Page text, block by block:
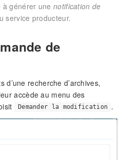
à générer unenotification de
service producteur.
de
recherche d’archives,
accède au menu des
Demander la modification .